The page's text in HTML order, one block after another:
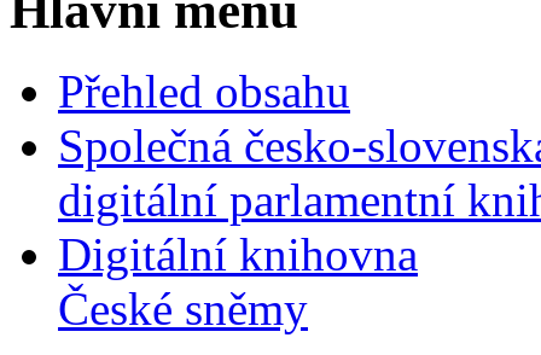
Přehled obsahu
Společná česko-
digitální parlamentní
Digitální knihovna
České sněmy